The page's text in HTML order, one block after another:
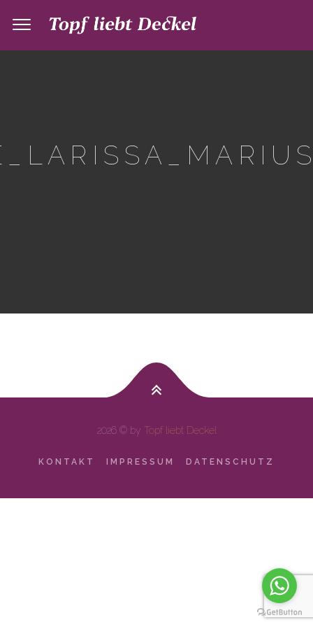
2026 © by Topf liebt Deckel
KONTAKT IMPRESSUM DATENSCHUTZ